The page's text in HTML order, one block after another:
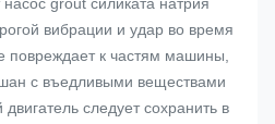
вибрации и удар во время
повреждает к частям машины,
с въедливыми веществами
следует сохранить в